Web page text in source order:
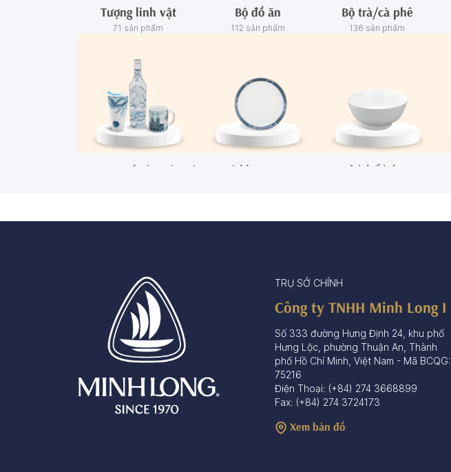
Tượng linh vật
71 sản phẩm
Bộ đồ ăn
112 sản phẩm
Bộ trà/cà phê
136 sản phẩm
Ca - Ly - Chai - Hộp sứ Bộ khay rượu Tô/Thố/Khay
TRỤ SỞ CHÍNH
Công ty TNHH Minh Long I
Số 333 đường Hưng Định 24, khu phố
Hưng Lộc, phường Thuận An, Thành
phố Hồ Chí Minh, Việt Nam - Mã BCQG:
75216
Điện Thoại: (+84) 274 3668899
Fax: (+84) 274 3724173
Xem bản đồ